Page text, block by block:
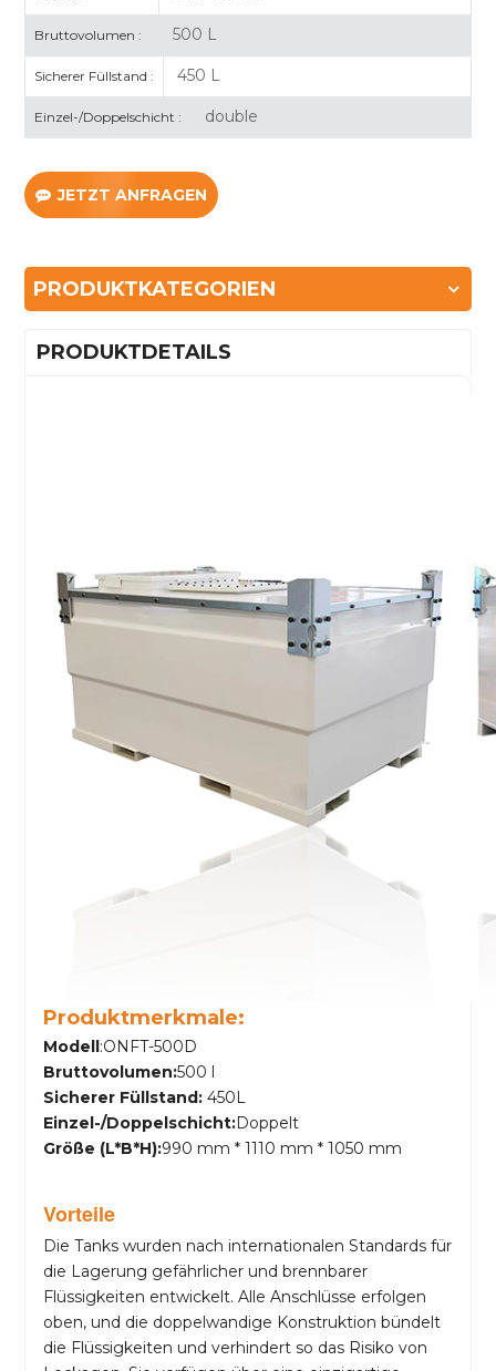
Bruttovolumen : 500 L
Sicherer Füllstand : 450 L
Einzel-/Doppelschicht : double
JETZT ANFRAGEN
PRODUKTKATEGORIEN
PRODUKTDETAILS
Produktmerkmale:
Modell :ONFT-500D
Bruttovolumen:500 l
Sicherer Füllstand: 450L
Einzel-/Doppelschicht:Doppelt
Größe (L*B*H):990 mm * 1110 mm * 1050 mm
Vorteile
Die Tanks wurden nach internationalen Standards für
die Lagerung gefährlicher und brennbarer
Flüssigkeiten entwickelt. Alle Anschlüsse erfolgen
oben, und die doppelwandige Konstruktion bündelt
die Flüssigkeiten und verhindert so das Risiko von